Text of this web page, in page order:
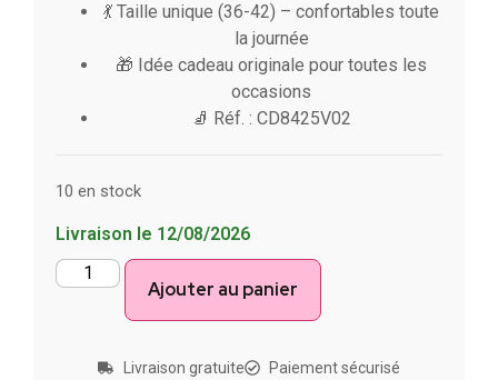
💃 Taille unique (36-42) – confortables toute
la journée
🎁 Idée cadeau originale pour toutes les
occasions
🧦 Réf. : CD8425V02
10 en stock
Livraison le 12/08/2026
Ajouter au panier
Livraison gratuite
Paiement sécurisé